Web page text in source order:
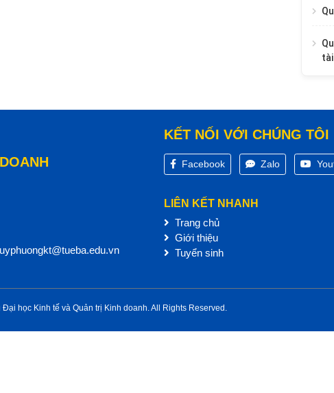
KẾT NỐI VỚI CHÚNG TÔI
Facebook Zalo
LIÊN KẾT NHANH
Trang chủ
Giới thiệu
Tuyển sinh
học Kinh tế và Quản trị Kinh doanh. All Rights Reserved.